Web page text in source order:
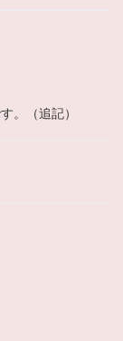
。（追記）